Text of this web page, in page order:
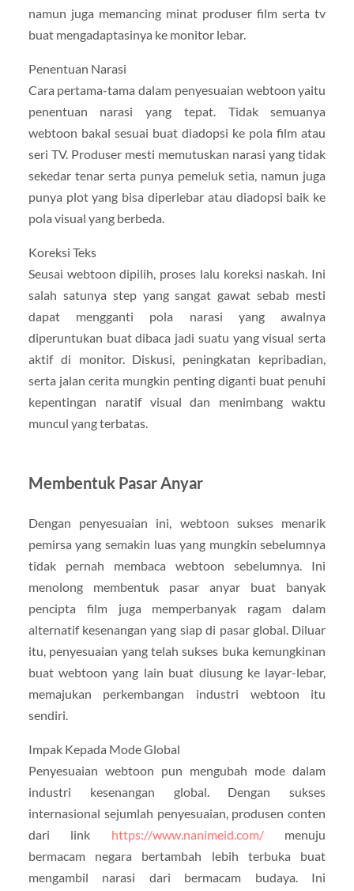
namun juga memancing minat produser film serta tv
buat mengadaptasinya ke monitor lebar.
Penentuan Narasi
Cara pertama-tama dalam penyesuaian webtoon yaitu
penentuan narasi yang tepat. Tidak semuanya
webtoon bakal sesuai buat diadopsi ke pola film atau
seri TV. Produser mesti memutuskan narasi yang tidak
sekedar tenar serta punya pemeluk setia, namun juga
punya plot yang bisa diperlebar atau diadopsi baik ke
pola visual yang berbeda.
Koreksi Teks
Seusai webtoon dipilih, proses lalu koreksi naskah. Ini
salah satunya step yang sangat gawat sebab mesti
dapat mengganti pola narasi yang awalnya
diperuntukan buat dibaca jadi suatu yang visual serta
aktif di monitor. Diskusi, peningkatan kepribadian,
serta jalan cerita mungkin penting diganti buat penuhi
kepentingan naratif visual dan menimbang waktu
muncul yang terbatas.
Membentuk Pasar Anyar
Dengan penyesuaian ini, webtoon sukses menarik
pemirsa yang semakin luas yang mungkin sebelumnya
tidak pernah membaca webtoon sebelumnya. Ini
menolong membentuk pasar anyar buat banyak
pencipta film juga memperbanyak ragam dalam
alternatif kesenangan yang siap di pasar global. Diluar
itu, penyesuaian yang telah sukses buka kemungkinan
buat webtoon yang lain buat diusung ke layar-lebar,
memajukan perkembangan industri webtoon itu
sendiri.
Impak Kepada Mode Global
Penyesuaian webtoon pun mengubah mode dalam
industri kesenangan global. Dengan sukses
internasional sejumlah penyesuaian, produsen conten
dari link https://www.nanimeid.com/menuju
bermacam negara bertambah lebih terbuka buat
mengambil narasi dari bermacam budaya. Ini